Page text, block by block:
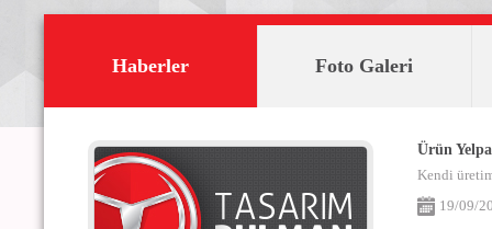
Haberler Foto Galeri
Ürün
Kendi
19/09/